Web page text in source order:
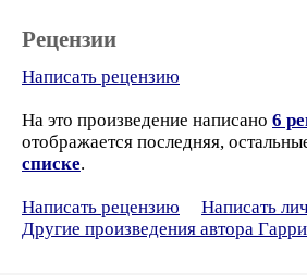
Рецензии
Написать рецензию
На это произведение написано 6
отображается последняя,
списке.
Написать рецензию
Написать
Другие произведения автора